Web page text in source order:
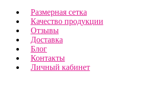
Размерная сетка
Качество продукции
Отзывы
Доставка
Блог
Контакты
Личный кабинет